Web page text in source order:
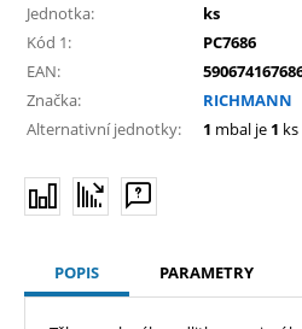
Jednotka:
ks
Kód 1:
PC7686
EAN:
Značka:
RICHMANN
Alternativní jednotky:
1 mbal je 1 ks
POPIS PARAMETRY